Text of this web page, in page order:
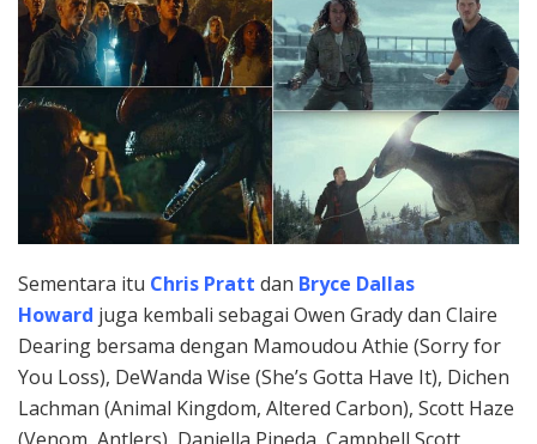
Sementara itu Chris Pratt dan Bryce Dallas
Howard juga kembali sebagai Owen Grady dan Claire
Dearing bersama dengan Mamoudou Athie (Sorry for
You Loss), DeWanda Wise (She’s Gotta Have It), Dichen
Lachman (Animal Kingdom, Altered Carbon), Scott Haze